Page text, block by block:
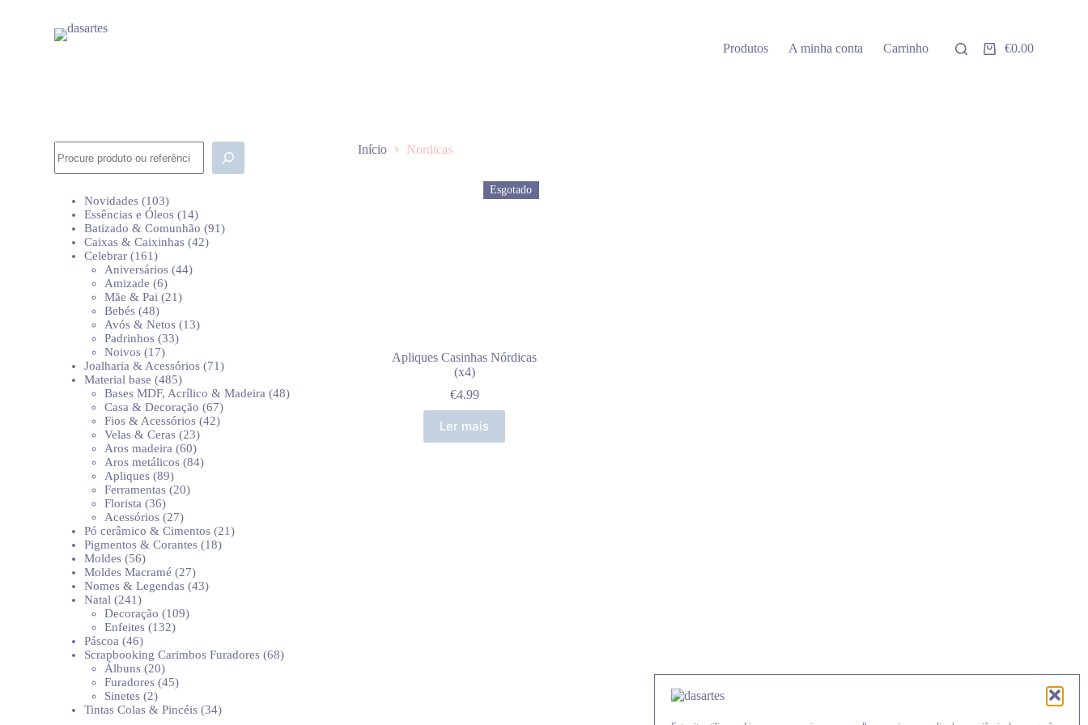
Produtos A minha conta Carrinho
Carrinho
€0.00
Início Nordicas
Esgotado
Apliques Casinhas Nórdicas
(x4)
€4.99
Ler mais
Novidades 103103
produtos
Essências e Óleos 1414
produtos
Batizado & Comunhão 9191
Caixas & Caixinhas 4242
Celebrar 161161
produtos
Aniversários 4444
Amizade 66
produtos
Mãe & Pai 2121
Bebés 4848
produtos
Avós & Netos 1313
Padrinhos 3333
Noivos 1717
produtos
Joalharia & Acessórios 7171
Material base 485485
produtos
Bases MDF, Acrílico & Madeira 4848
Casa & Decoração 6767
produtos
Fios & Acessórios 4242
Velas & Ceras 2323
produtos
Aros madeira 6060
produtos
Aros metálicos 8484
Apliques 8989
produtos
Ferramentas 2020
Florista 3636
produtos
Acessórios 2727
produtos
Pó cerâmico & Cimentos 2121
Pigmentos & Corantes 1818
Moldes 5656
produtos
Moldes Macramé 2727
produtos
Nomes & Legendas 4343
Natal 241241
produtos
Decoração 109109
Enfeites 132132
Páscoa 4646
produtos
Scrapbooking Carimbos Furadores 6868
Álbuns 2020
produtos
Furadores 4545
Sinetes 22
produtos
Tintas Colas & Pincéis 3434